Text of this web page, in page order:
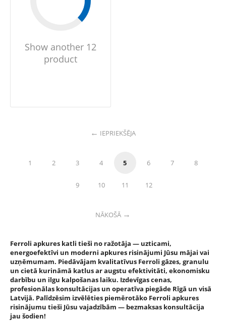
Show another 12
product
IEPRIEKŠĒJA
1 2 3 4 5 6 7 8
9 10 11 12
NĀKOŠĀ
Ferroli apkures katli tieši no ražotāja — uzticami,
energoefektīvi un moderni apkures risinājumi Jūsu mājai vai
uzņēmumam. Piedāvājam kvalitatīvus Ferroli gāzes, granulu
un cietā kurināmā katlus ar augstu efektivitāti, ekonomisku
darbību un ilgu kalpošanas laiku. Izdevīgas cenas,
profesionālas konsultācijas un operatīva piegāde Rīgā un visā
Latvijā. Palīdzēsim izvēlēties piemērotāko Ferroli apkures
risinājumu tieši Jūsu vajadzībām — bezmaksas konsultācija
jau šodien!